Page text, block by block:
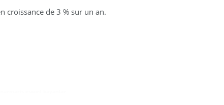
croissance de 3 % sur un an.